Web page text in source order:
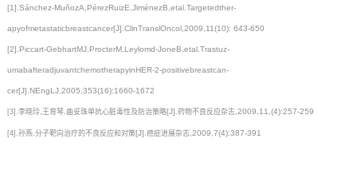
[1].Sánchez-MuňozA,PérezRuizE,JiménezB,etal.Targetedther-
apyofmetastaticbreastcancer[J].ClinTranslOncol,2009,11(10): 643-650
[2].Piccart-GebhartMJ,ProcterM,Leylomd-JoneB,etal.Trastuz-
umabafteradjuvantchemotherapyinHER-2-positivebreastcan-
cer[J].NEngLJ,2005,353(16):1660-1672
[3].李晓玲, 王育琴. 曲妥珠单抗心脏毒性及防治策略[J]. 药物不良反应杂志,2009,11,(4):257-259
[4].孙燕. 分子靶向治疗的不良反应和对策[J]. 癌症进展杂志,2009,7(4):387-391